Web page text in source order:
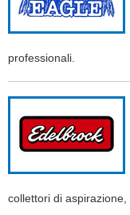
professionali.
collettori di aspirazione,